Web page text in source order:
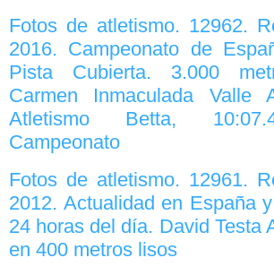
Fotos de atletismo. 12962.
2016. Campeonato de
Pista Cubierta. 3.000
Carmen Inmaculada Valle
Atletismo Betta,
Campeonato
Fotos de atletismo. 12961.
2012. Actualidad en España
24 horas del día. David Testa
en 400 metros lisos